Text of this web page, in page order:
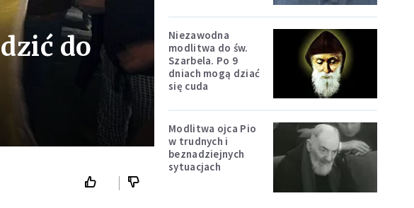
do
Niezawodna
modlitwa do św.
Szarbela. Po 9
dniach mogą dziać
się cuda
Modlitwa ojca Pio
w trudnych i
beznadziejnych
sytuacjach